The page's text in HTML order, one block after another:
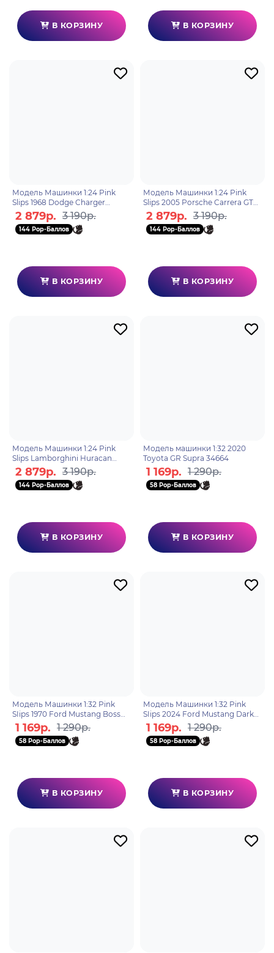
В КОРЗИНУ В КОРЗИНУ
Модель Машинки 1:24 Pink
Slips 1968 Dodge Charger
Widebody 36009
2 879р. 3 190р.
144 Pop-Баллов
В КОРЗИНУ
Модель Машинки 1:24 Pink
Slips 2005 Porsche Carrera GT
35066
2 879р. 3 190р.
144 Pop-Баллов
В КОРЗИНУ
Модель Машинки 1:24 Pink
Slips Lamborghini Huracan
Performante 36008
2 879р. 3 190р.
144 Pop-Баллов
В КОРЗИНУ
Модель машинки 1:32 2020
Toyota GR Supra 34664
1 169р. 1 290р.
58 Pop-Баллов
В КОРЗИНУ
Модель Машинки 1:32 Pink
SIips 1970 Ford Mustang Boss
428 36201
1 169р. 1 290р.
58 Pop-Баллов
В КОРЗИНУ
Модель Машинки 1:32 Pink
SIips 2024 Ford Mustang Dark
Horse 36104
1 169р. 1 290р.
58 Pop-Баллов
В КОРЗИНУ